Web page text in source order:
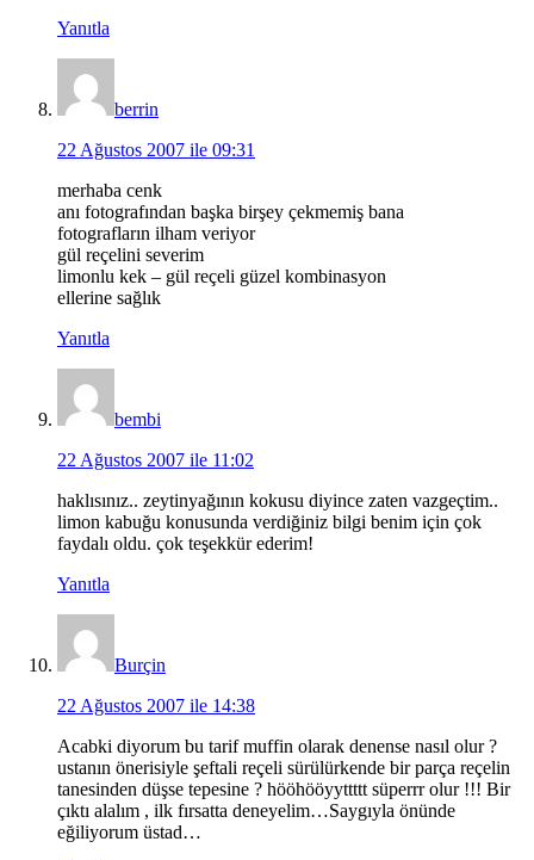
Yanıtla
berrin
22 Ağustos 2007 ile 09:31
merhaba cenk
anı fotografından başka birşey çekmemiş bana
fotografların ilham veriyor
gül reçelini severim
limonlu kek – gül reçeli güzel kombinasyon
ellerine sağlık
Yanıtla
bembi
22 Ağustos 2007 ile 11:02
haklısınız.. zeytinyağının kokusu diyince zaten vazgeçtim..
limon kabuğu konusunda verdiğiniz bilgi benim için çok
faydalı oldu. çok teşekkür ederim!
Yanıtla
Burçin
22 Ağustos 2007 ile 14:38
Acabki diyorum bu tarif muffin olarak denense nasıl olur ?
ustanın önerisiyle şeftali reçeli sürülürkende bir parça reçelin
tanesinden düşse tepesine ? hööhööyyttttt süperrr olur !!! Bir
çıktı alalım , ilk fırsatta deneyelim…Saygıyla önünde
eğiliyorum üstad…